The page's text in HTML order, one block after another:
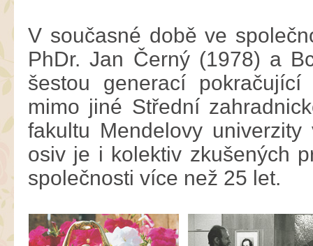
V současné době ve
PhDr. Jan Černý (1978) a
šestou generací
mimo jiné Střední
fakultu Mendelovy
osiv je i kolektiv zkušených
společnosti více než 25 let.